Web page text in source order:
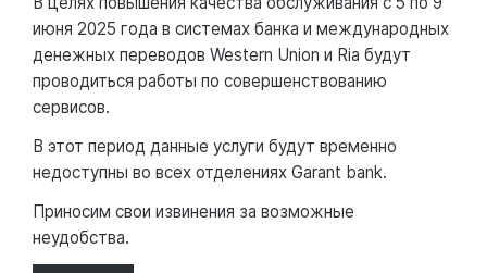
июня 2025 года в системах банка и международных
денежных переводов Western Union и Ria будут
проводиться работы по совершенствованию
сервисов.
В этот период данные услуги будут временно
недоступны во всех отделениях Garant bank.
Приносим свои извинения за возможные
неудобства.